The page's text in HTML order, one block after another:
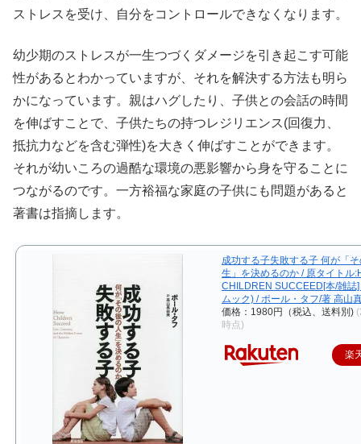
ストレスを受け、自分をコントロールできなくなります。
幼少期のストレスが一生つづくダメージを引き起こす可能
性があるとわかっていますが、それを解決する方法も明ら
かになっています。親はハグしたり、子供との会話の時間
を伸ばすことで、子供たちの持つレジリエンス(回復力、
抵抗力などを含む弾性)を大きく伸ばすことができます。
それが幼いころの過酷な環境の悪影響から身を守ることに
つながるのです。一方裕福な家庭の子供にも問題があると
著書は指摘します。
成功する子失敗する子 何が「
生」を決めるのか / 原タイトル
CHILDREN SUCCEED[本/雑誌
ムック) / ポール・タフ/著 高山
価格：1980円（税込、送料別)
時点)
楽